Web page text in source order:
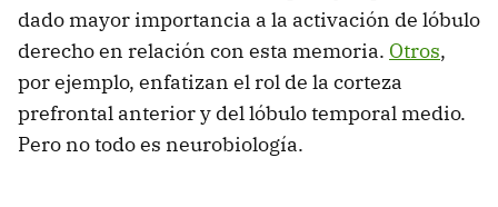
dado mayor importancia a la activación de lóbulo
derecho en relación con esta memoria. Otros,
por ejemplo, enfatizan el rol de la corteza
prefrontal anterior y del lóbulo temporal medio.
Pero no todo es neurobiología.